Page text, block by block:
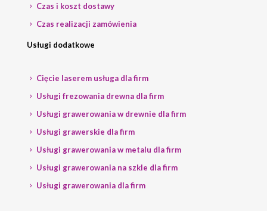
Czas i koszt dostawy
Czas realizacji zamówienia
Usługi dodatkowe
Cięcie laserem usługa dla firm
Usługi frezowania drewna dla firm
Usługi grawerowania w drewnie dla firm
Usługi grawerskie dla firm
Usługi grawerowania w metalu dla firm
Usługi grawerowania na szkle dla firm
Usługi grawerowania dla firm